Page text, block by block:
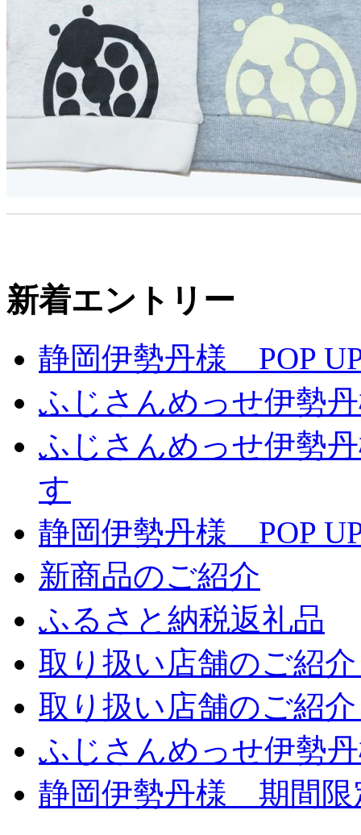
新着エントリー
静岡伊勢丹様 POP
ふじさんめっせ伊勢
ふじさんめっせ伊勢
す
静岡伊勢丹様 POP
新商品のご紹介
ふるさと納税返礼品
取り扱い店舗のご紹
取り扱い店舗のご紹
ふじさんめっせ伊勢
静岡伊勢丹様 期間限